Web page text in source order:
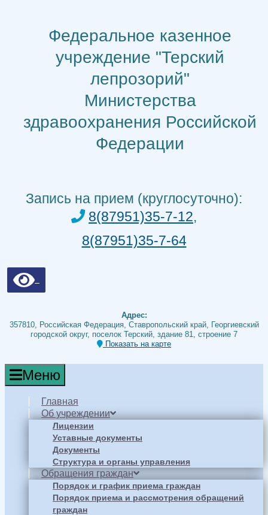
содержимомуФедеральное казенное
учреждение "Терский
лепрозорий"
Министерства
здравоохранения Российской
Федерации
Запись на прием (круглосуточно):
8(87951)35-7-12,
8(87951)35-7-64
Адрес:
357810, Российская Федерация, Ставропольский край, Георгиевский
городской округ, поселок Терский, здание 81, строение 7
Показать на карте
Меню
Главная
Об учреждении
Лицензии
Уставные документы
Документы
Структура и органы управления
Обращения граждан
Порядок и график приема граждан
Порядок приема и рассмотрения обращений
граждан